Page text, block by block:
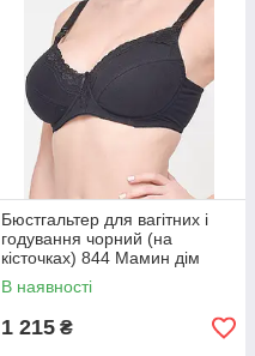
Бюстгальтер для вагітних і
годування чорний (на
кісточках) 844 Мамин дім
В наявності
1 215 ₴